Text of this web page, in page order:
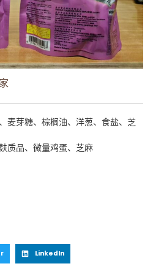
麦芽糖、棕榈油、洋葱、食盐、芝
质品、微量鸡蛋、芝麻
LinkedIn